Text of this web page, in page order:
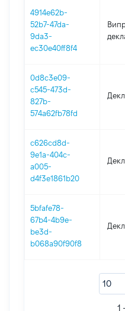
4914e62b-
52b7-47da-
9da3-
ec30e40ff8f4
0d8c3e09-
c545-473d-
827b-
574a62fb78fd
c626cd8d-
9e1a-404c-
a005-
d4f3e1861b20
5bfafe78-
67b4-4b9e-
be3d-
b068a90f90f8
1